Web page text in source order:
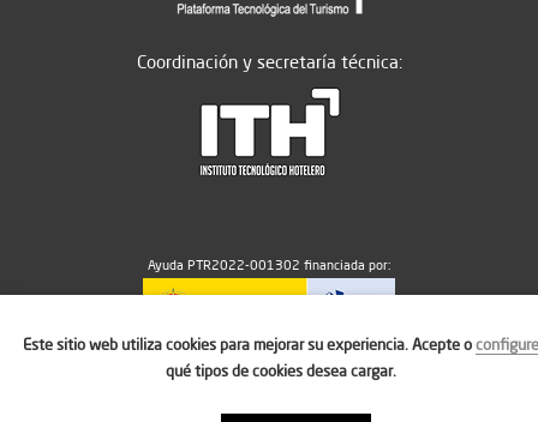
Coordinación y secretaría técnica:
Ayuda PTR2022-001302 financiada por:
MICIU/AEI/10.13039/501100011033
Este sitio web utiliza cookies para mejorar su experiencia. Acepte oconfigure
qué tipos de cookies desea cargar.